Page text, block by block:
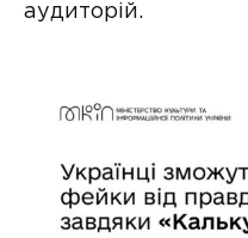
аудиторій.